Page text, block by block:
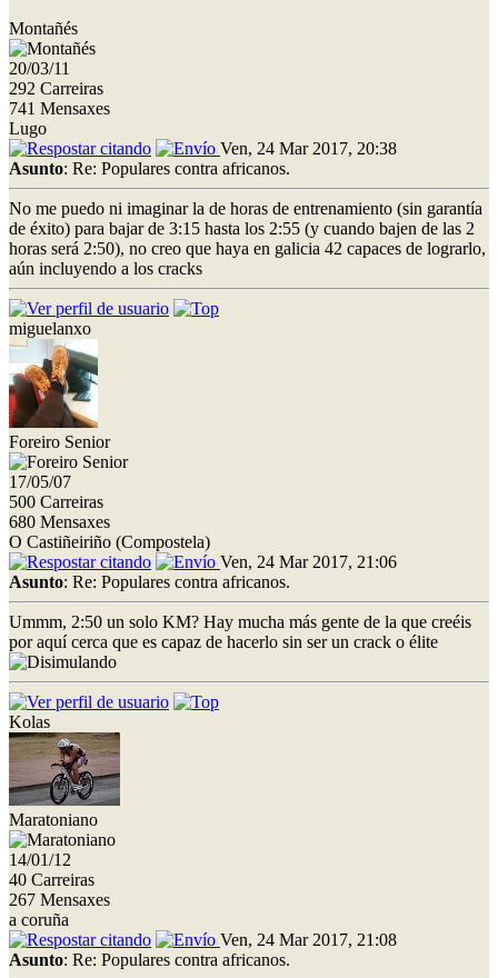
Montañés
20/03/11
292 Carreiras
741 Mensaxes
Lugo
Ven, 24 Mar 2017, 20:38
Asunto: Re: Populares contra africanos.
No me puedo ni imaginar la de horas de entrenamiento (sin garantía
de éxito) para bajar de 3:15 hasta los 2:55 (y cuando bajen de las 2
horas será 2:50), no creo que haya en galicia 42 capaces de lograrlo,
aún incluyendo a los cracks
miguelanxo
Foreiro Senior
17/05/07
500 Carreiras
680 Mensaxes
O Castiñeiriño (Compostela)
Ven, 24 Mar 2017, 21:06
Asunto: Re: Populares contra africanos.
Ummm, 2:50 un solo KM? Hay mucha más gente de la que creéis
por aquí cerca que es capaz de hacerlo sin ser un crack o élite
Kolas
Maratoniano
14/01/12
40 Carreiras
267 Mensaxes
a coruña
Ven, 24 Mar 2017, 21:08
Asunto: Re: Populares contra africanos.